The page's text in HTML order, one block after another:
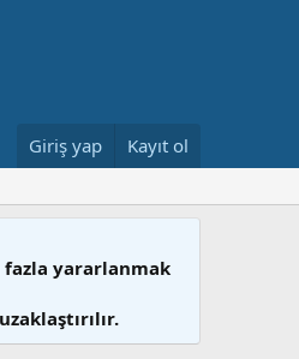
Giriş yap Kayıt ol
fazla yararlanmak